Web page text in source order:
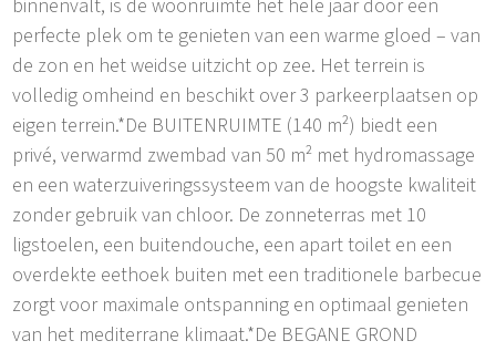
binnenvalt, is de woonruimte het hele jaar door een
perfecte plek om te genieten van een warme gloed – van
de zon en het weidse uitzicht op zee. Het terrein is
volledig omheind en beschikt over 3 parkeerplaatsen op
eigen terrein.*De BUITENRUIMTE (140 m²) biedt een
privé, verwarmd zwembad van 50 m² met hydromassage
en een waterzuiveringssysteem van de hoogste kwaliteit
zonder gebruik van chloor. De zonneterras met 10
ligstoelen, een buitendouche, een apart toilet en een
overdekte eethoek buiten met een traditionele barbecue
zorgt voor maximale ontspanning en optimaal genieten
van het mediterrane klimaat.*De BEGANE GROND